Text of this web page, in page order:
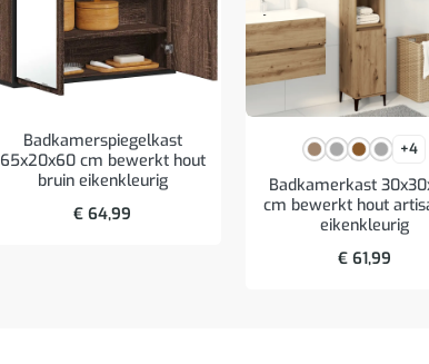
Badkamerspiegelkast
65x20x60 cm bewerkt hout
bruin eikenkleurig
€ 64,99
+4
Badkamerkast
cm bewerkt hout
eikenkleurig
€ 61,99